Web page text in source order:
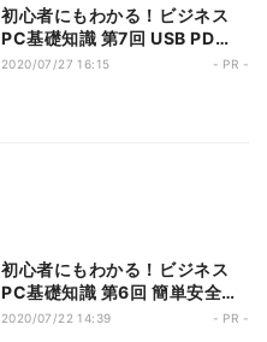
初心者にもわかる！ビジネス
PC基礎知識 第7回 USB PD
で、煩わしいノートPCの充電
2020/07/27 16:15 - PR -
初心者にもわかる！ビジネス
PC基礎知識 第6回 簡単安全セ
キュリティの生体認証! 指紋認
2020/07/22 14:39 - PR -